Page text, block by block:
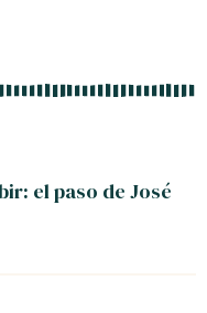
el paso de José